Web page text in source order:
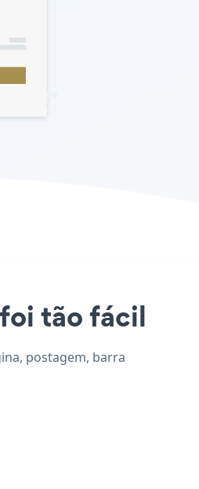
tão fácil
postagem, barra